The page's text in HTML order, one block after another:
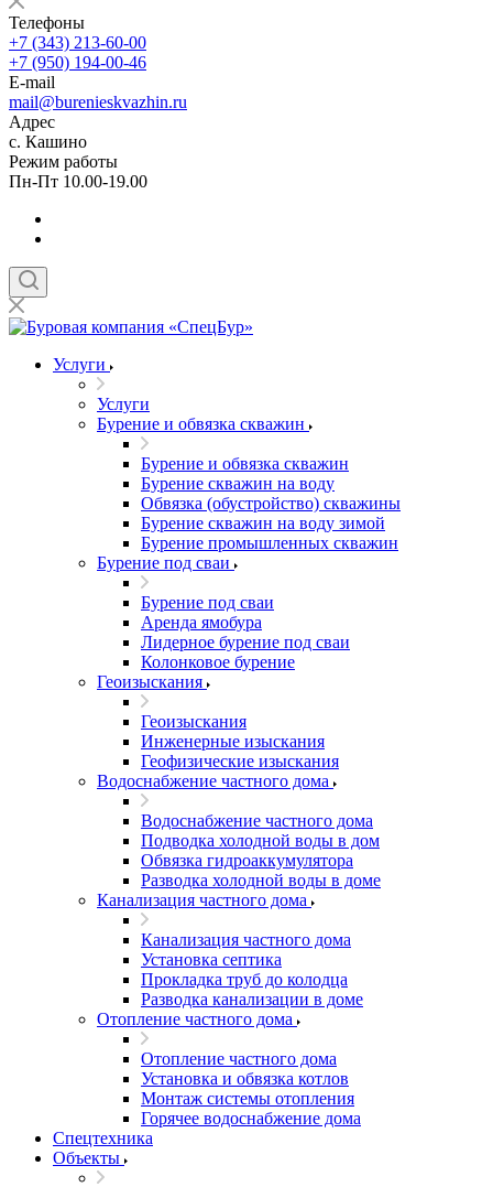
Телефоны
+7 (343) 213-60-00
+7 (950) 194-00-46
E-mail
mail@burenieskvazhin.ru
Адрес
с. Кашино
Режим работы
Пн-Пт 10.00-19.00
Услуги
Услуги
Бурение и обвязка скважин
Бурение и обвязка скважин
Бурение скважин на воду
Обвязка (обустройство) скважины
Бурение скважин на воду зимой
Бурение промышленных скважин
Бурение под сваи
Бурение под сваи
Аренда ямобура
Лидерное бурение под сваи
Колонковое бурение
Геоизыскания
Геоизыскания
Инженерные изыскания
Геофизические изыскания
Водоснабжение частного дома
Водоснабжение частного дома
Подводка холодной воды в дом
Обвязка гидроаккумулятора
Разводка холодной воды в доме
Канализация частного дома
Канализация частного дома
Установка септика
Прокладка труб до колодца
Разводка канализации в доме
Отопление частного дома
Отопление частного дома
Установка и обвязка котлов
Монтаж системы отопления
Горячее водоснабжение дома
Спецтехника
Объекты